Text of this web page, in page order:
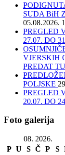
SUDA BiH
05.08.2026.
PREGLED
27.07. DO
VJERSKIH
PREDAT
POLJSKE
PREGLED
20.07. DO
Foto galerija
08. 2026.
P U S Č P S